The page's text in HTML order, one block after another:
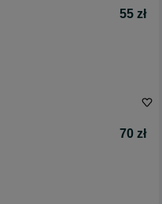
55 zł
70 zł